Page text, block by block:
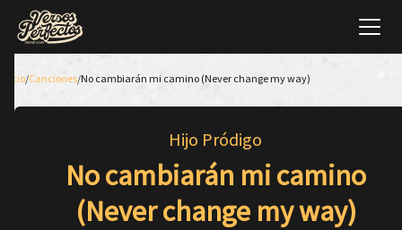
Inicio/Canciones/No cambiarán mi camino (Never change my way)
Hijo Pródigo
No cambiarán mi camino
(Never change my way)